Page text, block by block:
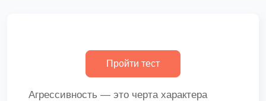
Агрессивность — это черта характера